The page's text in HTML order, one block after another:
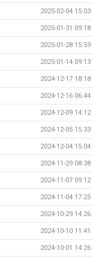
2025-02-04 15:03
2025-01-31 09:18
2025-01-28 15:59
2025-01-14 09:13
2024-12-17 18:18
2024-12-16 06:44
2024-12-09 14:12
2024-12-05 15:33
2024-12-04 15:04
2024-11-29 08:38
2024-11-07 09:12
2024-11-04 17:25
2024-10-29 14:26
2024-10-10 11:41
2024-10-01 14:26